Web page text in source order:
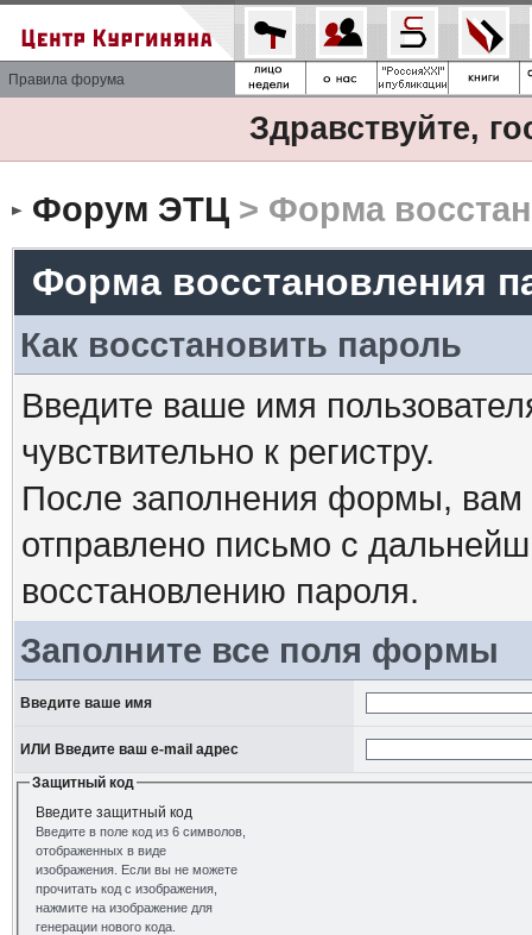
Правила форума
Здравствуйте,
Форум ЭТЦ> Форма
Форма восстановления
Как восстановить пароль
Введите ваше имя
чувствительно к регистру.
После заполнения формы, вам
отправлено письмо с
восстановлению пароля.
Заполните все поля формы
Введите ваше имя
ИЛИ Введите ваш e-mail адрес
Защитный код
Введите защитный код
Введите в поле код из 6 символов,
отображенных в виде
изображения. Если вы не можете
прочитать код с изображения,
нажмите на изображение для
генерации нового кода.